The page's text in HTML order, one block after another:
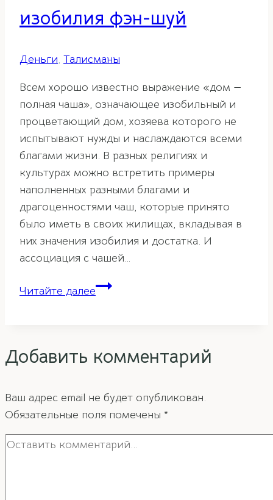
изобилия фэн-шуй
Деньги, Талисманы
Всем хорошо известно выражение «дом —
полная чаша», означающее изобильный и
процветающий дом, хозяева которого не
испытывают нужды и наслаждаются всеми
благами жизни. В разных религиях и
культурах можно встретить примеры
наполненных разными благами и
драгоценностями чаш, которые принято
было иметь в своих жилищах, вкладывая в
них значения изобилия и достатка. И
ассоциация с чашей…
Читайте далееЧаша
фэн-
Добавить комментарий
Ваш адрес email не будет опубликован.
Обязательные поля помечены *